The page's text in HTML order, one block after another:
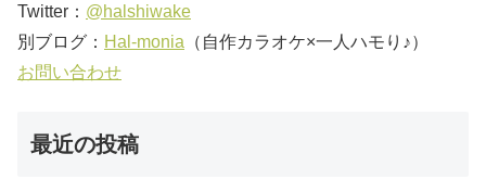
Twitter： @halshiwake
別ブログ： Hal-monia （自作カラオケ×一人ハモり♪）
お問い合わせ
最近の投稿